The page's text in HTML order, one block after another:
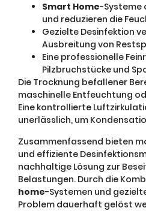
Smart Home-Systeme
und reduzieren die
Gezielte Desinfektion
Ausbreitung von
Eine professionelle
Pilzbruchstücke und
Die Trocknung befallener
maschinelle Entfeuchtung
Eine kontrollierte
unerlässlich, um
Zusammenfassend bieten
und effiziente
nachhaltige Lösung zur
Belastungen. Durch die
home-Systemen und
Problem dauerhaft gelöst